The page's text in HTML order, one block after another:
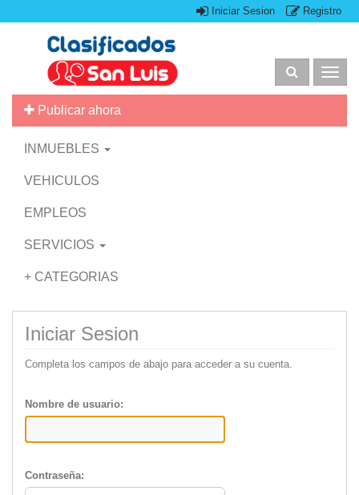
Iniciar Sesion Registro
Publicar ahora
INMUEBLES
VEHICULOS
EMPLEOS
SERVICIOS
+ CATEGORIAS
Iniciar Sesion
Completa los campos de abajo para acceder a su cuenta.
Nombre de usuario:
Contraseña: